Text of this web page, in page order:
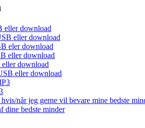
eller download
eller download
eler download
eller download
download
eller download
når jeg gerne vil bevare mine bedste
dine bedste minder